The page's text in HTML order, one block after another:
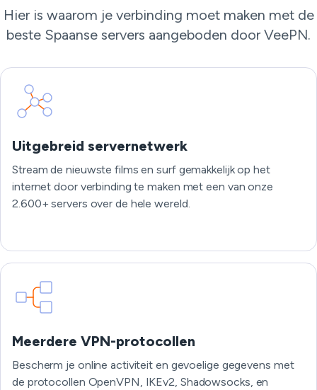
Hier is waarom je verbinding moet maken met de
beste Spaanse servers aangeboden door VeePN.
Uitgebreid servernetwerk
Stream de nieuwste films en surf gemakkelijk op het
internet door verbinding te maken met een van onze
2.600+ servers over de hele wereld.
Meerdere VPN-protocollen
Bescherm je online activiteit en gevoelige gegevens met
de protocollen OpenVPN, IKEv2, Shadowsocks, en